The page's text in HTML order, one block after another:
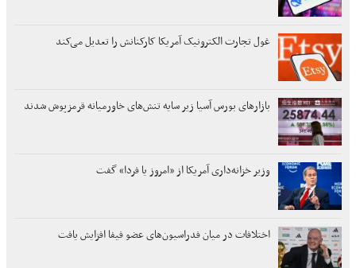
غول تجارت الکترونیک آمریکا کارکنانش را تعدیل می‌کند
بازارهای بورس آسیا زیر سایه تنش‌های خاورمیانه قرمزپوش شدند
وزیر خزانه‌داری آمریکا از «امروز یا فردا» گفت
اختلافات در میان فدراسیون‌های عضو فیفا افزایش یافت